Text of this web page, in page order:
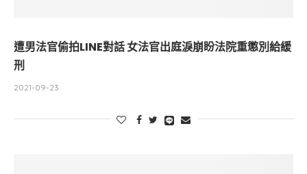
遭男法官偷拍LINE對話 女法官出庭淚崩盼法院重懲別給緩
刑
2021-09-23